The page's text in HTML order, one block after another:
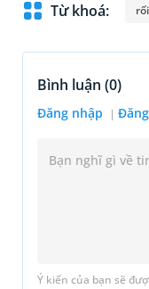
Từ khoá:
Bình luận (0)
Đăng nhập
Ý kiến của bạn sẽ